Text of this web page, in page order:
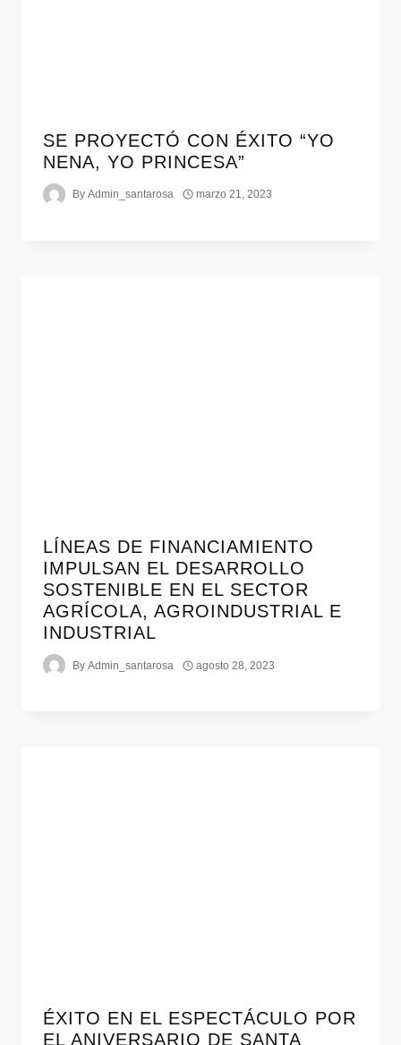
SE PROYECTÓ CON ÉXITO “YO
NENA, YO PRINCESA”
By Admin_santarosa marzo 21, 2023
LÍNEAS DE FINANCIAMIENTO
IMPULSAN EL DESARROLLO
SOSTENIBLE EN EL SECTOR
AGRÍCOLA, AGROINDUSTRIAL E
INDUSTRIAL
By Admin_santarosa agosto 28, 2023
ÉXITO EN EL ESPECTÁCULO POR
EL ANIVERSARIO DE SANTA